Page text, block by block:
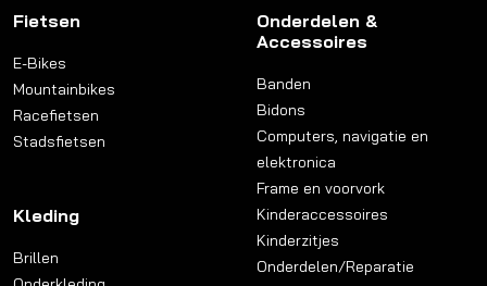
Fietsen
E-Bikes
Mountainbikes
Racefietsen
Stadsfietsen
Kleding
Brillen
Onderdelen &
Accessoires
Banden
Bidons
Computers, navigatie en
elektronica
Frame en voorvork
Kinderaccessoires
Kinderzitjes
Onderdelen/Reparatie